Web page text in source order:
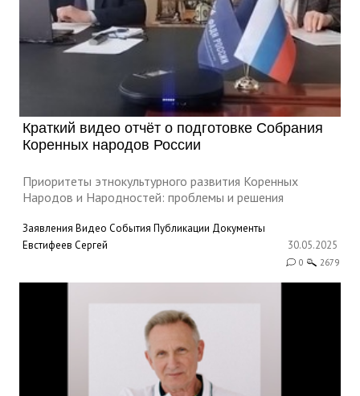
Краткий видео отчёт о подготовке Собрания
Коренных народов России
Приоритеты этнокультурного развития Коренных
Народов и Народностей: проблемы и решения
Заявления Видео События Публикации Документы
Евстифеев Сергей
30.05.2025
0 2679